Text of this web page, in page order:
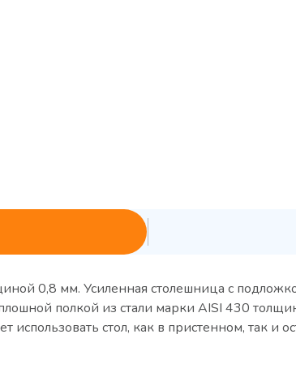
0,8 мм. Усиленная столешница с
полкой из стали марки AISI 430
использовать стол, как в пристенном, так и